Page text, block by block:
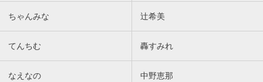
ちゃんみな 辻希美
てんちむ 轟すみれ
なえなの 中野恵那